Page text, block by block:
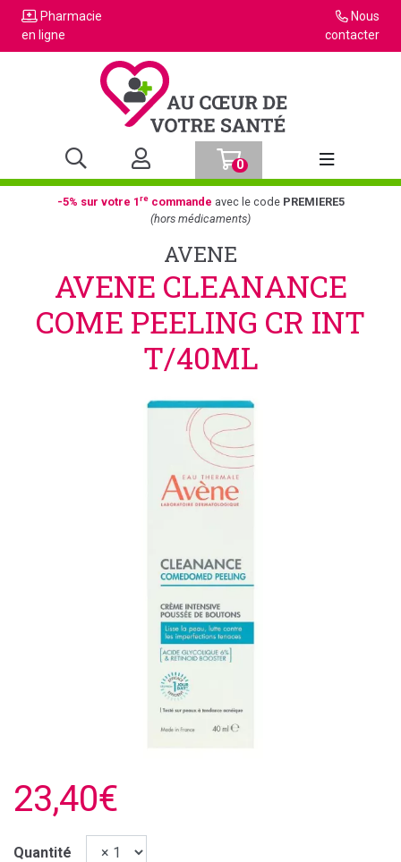
Pharmacie
en ligne
Nous
contacter
0
Afficher la
-5% sur votre 1recommande avec le code PREMIERE5
(hors médicaments)
AVENE
AVENE CLEANANCE
COME PEELING CR INT
T/40ML
23,40€
Quantité